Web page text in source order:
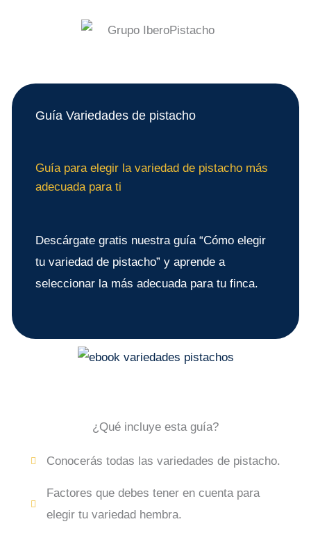
Guía Variedades de pistacho
Guía para elegir la variedad de pistacho más
adecuada para ti
Descárgate gratis nuestra guía “Cómo elegir
tu variedad de pistacho” y aprende a
seleccionar la más adecuada para tu finca.
¿Qué incluye esta guía?
Conocerás todas las variedades de pistacho.
Factores que debes tener en cuenta para
elegir tu variedad hembra.